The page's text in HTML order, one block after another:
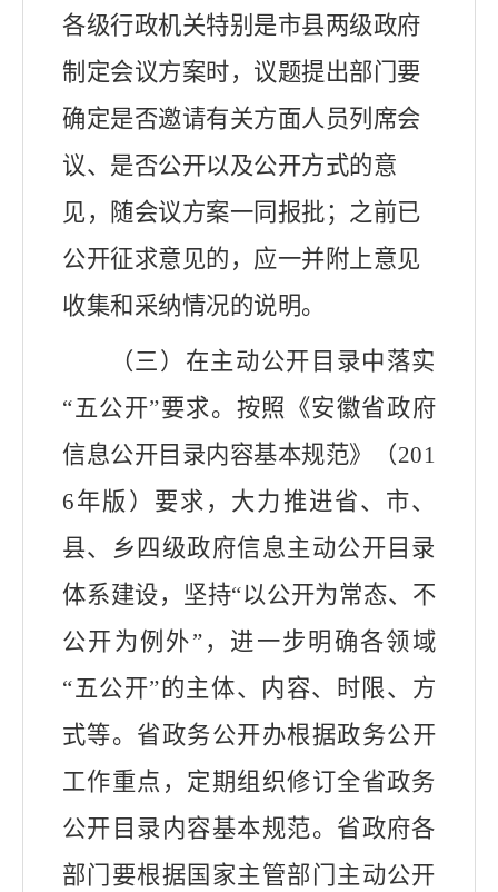
各级行政机关特别是市县两级政府
制定会议方案时， 议题提出部门 要
确定是否邀请有关方面人员列席会
议、是否公开以及公开方式的意
见，随会议方案一同报批；之前已
公开征求意见的，应一并附上意见
收集和采纳情况的说明。
（三）在主动公开目录中落实
“五公开”要求。 按照《安徽省政府
信息公开目录内容基本规范》（201
6年版）要求，大力推进省、市、
县、乡四级政府信息主动公开目录
体系建设， 坚持“以公开为常态、不
公开为例外”，进一步明确各领域
“五公开”的主体、内容、时限、方
式等。省政务公开办根据政务公开
工作重点，定期组织修订全省政务
公开目录内容基本规范。省政府各
部门要根据国家主管部门主动公开